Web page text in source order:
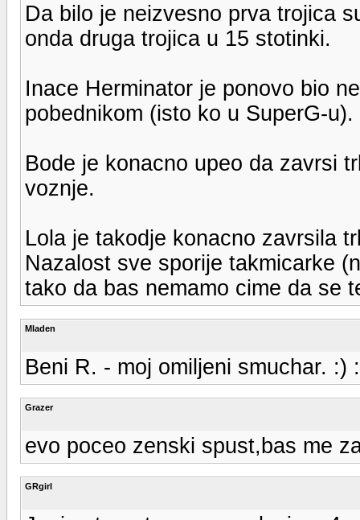
Da bilo je neizvesno prva trojica
onda druga trojica u 15 stotinki.
Inace Herminator je ponovo bio
pobednikom (isto ko u SuperG-u).
Bode je konacno upeo da zavrsi
voznje.
Lola je takodje konacno zavrsila
Nazalost sve sporije takmicarke
tako da bas nemamo cime da se
Mladen
Beni R. - moj omiljeni smuchar. :)
Grazer
evo poceo zenski spust,bas me
GRgirl